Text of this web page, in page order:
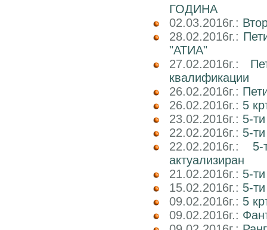
ГОДИНА
02.03.2016г.:
28.02.2016г.:
"АТИА"
27.02.2016г.:
квалификации
26.02.2016г.:
26.02.2016г.: 5
23.02.2016г.: 5-
22.02.2016г.: 5-
22.02.2016г.:
актуализиран
21.02.2016г.: 5-
15.02.2016г.: 5-
09.02.2016г.: 5
09.02.2016г.: